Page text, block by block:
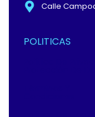
Calle
POLITICAS